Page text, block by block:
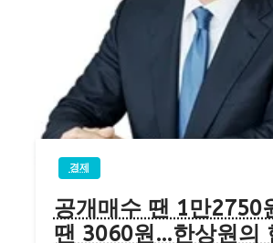
경제
공개매수 땐 1만2750
땐 3060원…한상원의